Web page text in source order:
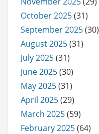
October 2025(31)
September 2025(30)
August 2025(31)
July 2025(31)
June 2025(30)
May 2025(31)
April 2025(29)
March 2025(59)
February 2025(64)